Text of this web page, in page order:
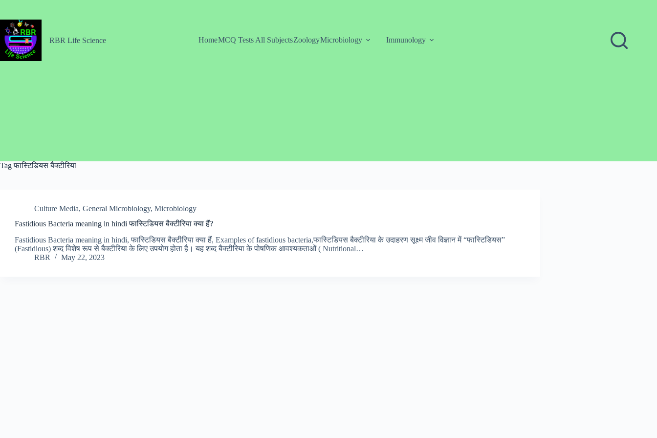
content
RBR Life Science HomeMCQ Tests All SubjectsZoologyMicrobiology Immunology
Tagफास्टिडियस बैक्टीरिया
Culture Media, General Microbiology, Microbiology
Fastidious Bacteria meaning in hindi फास्टिडियस बैक्टीरिया क्या हैं?
Fastidious Bacteria meaning in hindi, फास्टिडियस बैक्टीरिया क्या हैं, Examples of fastidious bacteria,फास्टिडियस बैक्टीरिया के उदाहरण सूक्ष्म जीव विज्ञान में “फास्टिडियस”
(Fastidious) शब्द विशेष रूप से बैक्टीरिया के लिए उपयोग होता है। यह शब्द बैक्टीरिया के पोषणिक आवश्यकताओं ( Nutritional…
RBR
May 22, 2023